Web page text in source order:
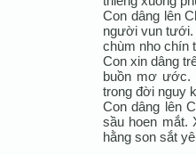
Con dâng lên
người vun tưới.
chùm nho chín
Con xin dâng
buồn mơ ước.
trong đời nguy
Con dâng lên
sầu hoen mắt.
hằng son sắt